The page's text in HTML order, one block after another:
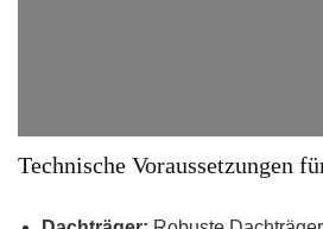
Technische Voraussetzungen